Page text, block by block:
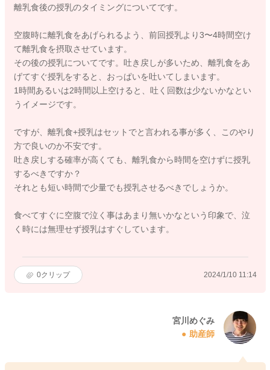
離乳食後の授乳のタイミングについてです。
空腹時に離乳食をあげられるよう、前回授乳より3〜4時間空け
て離乳食を摂取させています。
その後の授乳についてです。吐き戻しが多いため、離乳食をあ
げてすぐ授乳をすると、おっぱいを吐いてしまいます。
1時間あるいは2時間以上空けると、吐く回数は少ないかなとい
うイメージです。
ですが、離乳食+授乳はセットでと言われる事が多く、このやり
方で良いのか不安です。
吐き戻しする確率が高くても、離乳食から時間を空けずに授乳
するべきですか？
それとも短い時間で少量でも授乳させるべきでしょうか。
食べてすぐに空腹で泣く事はあまり無いかなという印象で、泣
く時には無理せず授乳はすぐしています。
0クリップ 2024/1/10 11:14
宮川めぐみ
助産師